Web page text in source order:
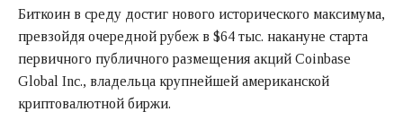
Биткоин в среду достиг нового исторического максимума,
превзойдя очередной рубеж в $64 тыс. накануне старта
первичного публичного размещения акций Coinbase
Global Inc., владельца крупнейшей американской
криптовалютной биржи.